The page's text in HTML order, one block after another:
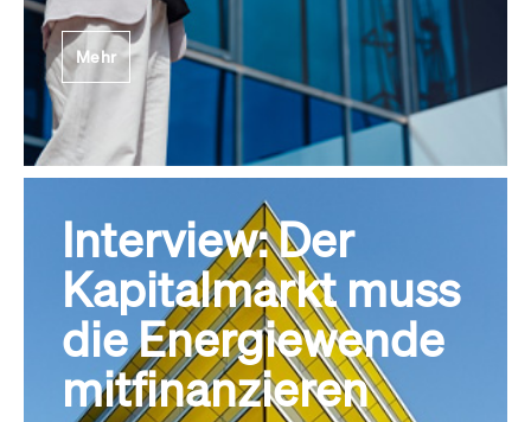
Mehr
Interview: Der
Kapitalmarkt muss
die Energiewende
mitfinanzieren